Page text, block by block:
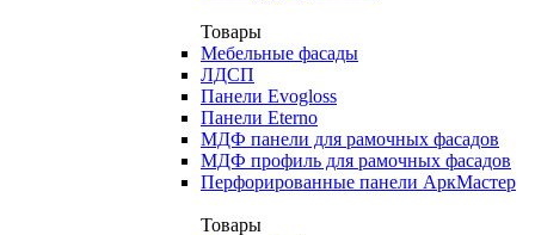
Товары
Мебельные фасады
ЛДСП
Панели Evogloss
Панели Eterno
МДФ панели для рамочных фасадов
МДФ профиль для рамочных фасадов
Перфорированные панели АркМастер
Товары